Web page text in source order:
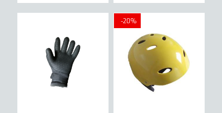
-20%